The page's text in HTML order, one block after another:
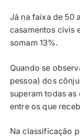
Já na faixa de 50
casamentos civis
somam 13%.
Quando se
pessoa) dos
superam todas
entre os que
Na classificação